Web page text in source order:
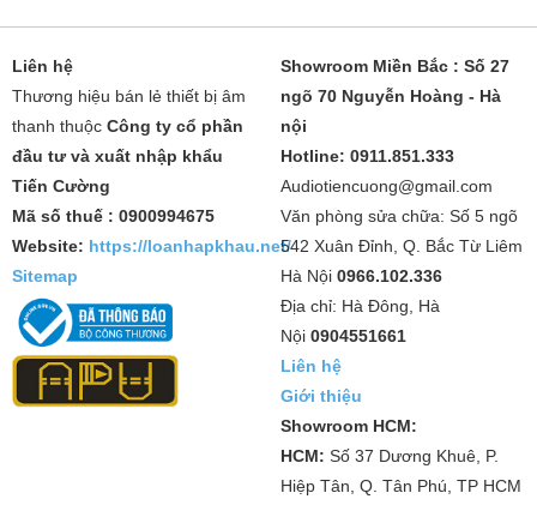
Liên hệ
Thương hiệu bán lẻ thiết bị âm
thanh thuộc Công ty cổ phần
đầu tư và xuất nhập khẩu
Tiến Cường
Mã số thuế : 0900994675
Website: https://loanhapkhau.net/
Sitemap
Showroom Miền Bắc : Số 27
ngõ 70 Nguyễn Hoàng - Hà
nội
Hotline: 0911.851.333
Audiotiencuong@gmail.com
Văn phòng sửa chữa: Số 5 ngõ
542 Xuân Đỉnh, Q. Bắc Từ Liêm
Hà Nội 0966.102.336
Địa chỉ: Hà Đông, Hà
Nội 0904551661
Liên hệ
Giới thiệu
Showroom HCM:
HCM: Số 37 Dương Khuê, P.
Hiệp Tân, Q. Tân Phú, TP HCM